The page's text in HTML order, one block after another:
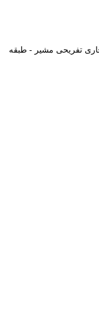
تفریحی مشیر - طبقه